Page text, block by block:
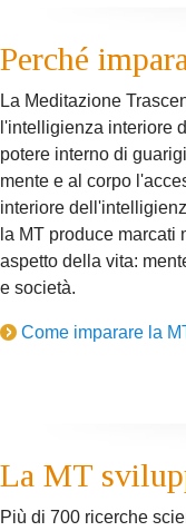
Perché
La Meditazione
l'intelligienza interiore
potere interno di
mente e al corpo
interiore
la MT produce marcati
aspetto della vita:
e società.
Come imparare la
La MT
Più di 700 ricerche